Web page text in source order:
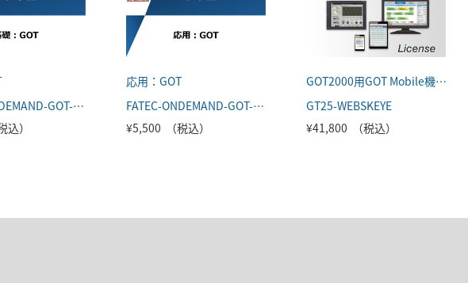
FATEC-ONDEMAND-GOT-001
）
応用：GOT
FATEC-ONDEMAND-GOT-002
¥5,500 （税込）
GOT2000用GOT Mobile機能ライセンス
GT25-WEBSKEYE
¥41,800 （税込）